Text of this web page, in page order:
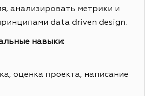
анализировать метрики и
data driven design.
навыки:
оценка проекта, написание